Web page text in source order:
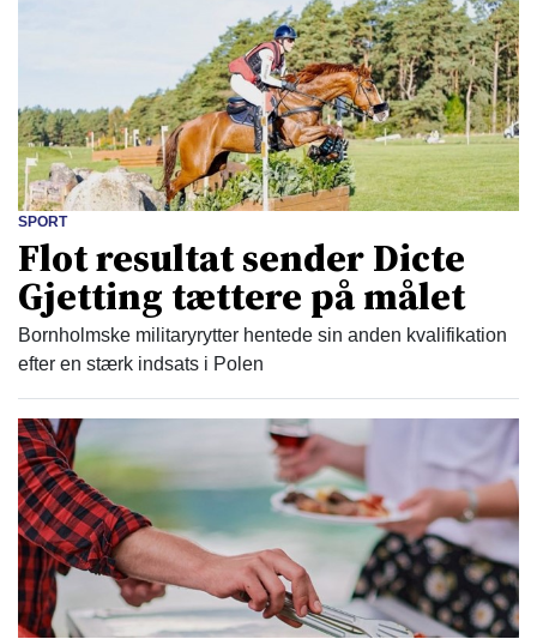
SPORT
Flot resultat sender Dicte
Gjetting tættere på målet
Bornholmske militaryrytter hentede sin anden kvalifikation
efter en stærk indsats i Polen